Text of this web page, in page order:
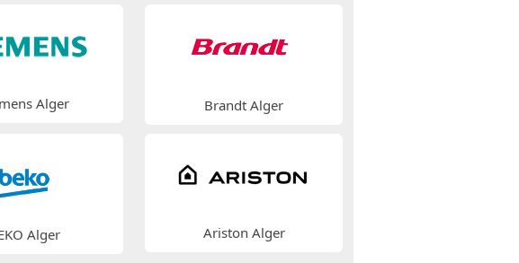
Alger Brandt Alger
Alger Ariston Alger